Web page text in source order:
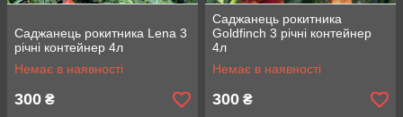
Саджанець рокитника Lena 3
річні контейнер 4л
Немає в наявності
300 ₴
Саджанець рокитника
Goldfinch 3 річні контейнер
4л
Немає в наявності
300 ₴